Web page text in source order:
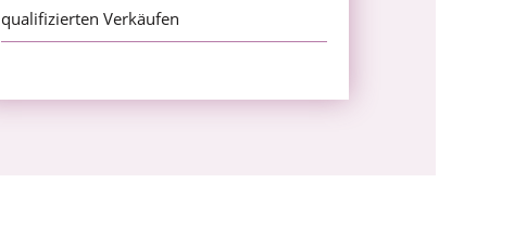
qualifizierten Verkäufen